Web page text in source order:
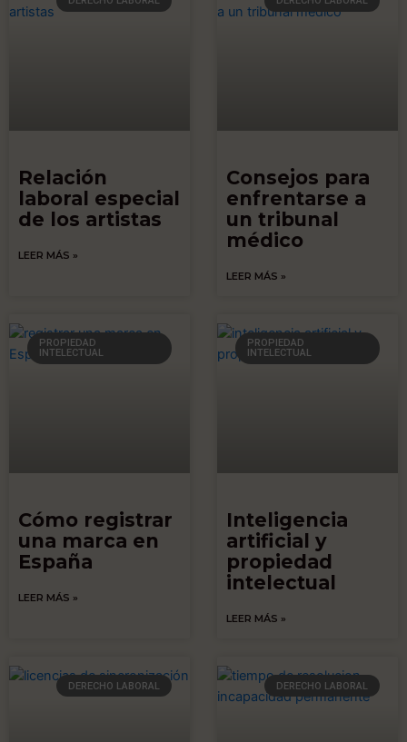
Relación
laboral especial
de los artistas
LEER MÁS »
Consejos para
enfrentarse a
un tribunal
médico
LEER MÁS »
PROPIEDAD
INTELECTUAL
Cómo registrar
una marca en
España
LEER MÁS »
PROPIEDAD
INTELECTUAL
Inteligencia
artificial y
propiedad
intelectual
LEER MÁS »
DERECHO LABORAL DERECHO LABORAL